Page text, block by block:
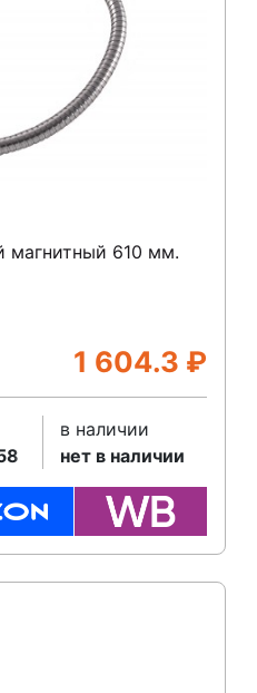
магнитный 610 мм.
1 604.3 ₽
в наличии
нет в наличии